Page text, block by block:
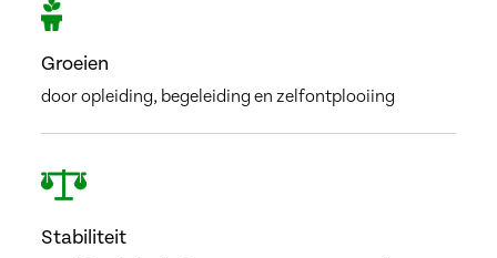
Groeien
door opleiding, begeleiding en zelfontplooiing
Stabiliteit